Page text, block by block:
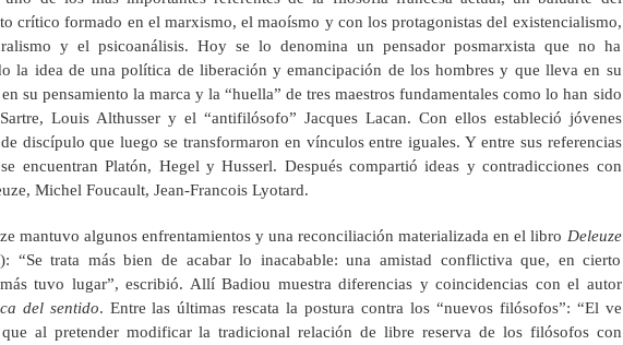
crítico formado en el marxismo, el maoísmo y con los protagonistas del existencialismo,
y el psicoanálisis. Hoy se lo denomina un pensador posmarxista que no ha
la idea de una política de liberación y emancipación de los hombres y que lleva en su
su pensamiento la marca y la “huella” de tres maestros fundamentales como lo han sido
Louis Althusser y el “antifilósofo” Jacques Lacan. Con ellos estableció jóvenes
discípulo que luego se transformaron en vínculos entre iguales. Y entre sus referencias
encuentran Platón, Hegel y Husserl. Después compartió ideas y contradicciones con
Michel Foucault, Jean-Francois Lyotard.
mantuvo algunos enfrentamientos y una reconciliación materializada en el libro Deleuze
“Se trata más bien de acabar lo inacabable: una amistad conflictiva que, en cierto
tuvo lugar”, escribió. Allí Badiou muestra diferencias y coincidencias con el autor
del sentido. Entre las últimas rescata la postura contra los “nuevos filósofos”: “El ve
al pretender modificar la tradicional relación de libre reserva de los filósofos con